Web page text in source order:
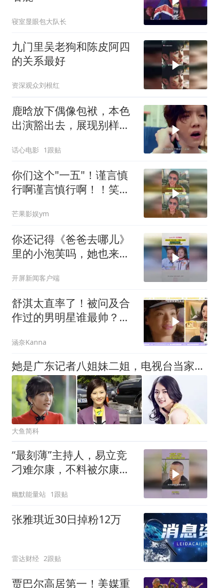
寝室显眼包大队长
九门里吴老狗和陈皮阿四
的关系最好
资深观众刘根红
鹿晗放下偶像包袱，本色
出演豁出去，展现别样魅
话心电影 1跟贴
你们这个"一五"！谨言慎
行啊谨言慎行啊！！笑不
芒果影娱ym
你还记得《爸爸去哪儿》
里的小泡芙吗，她也来云
像是开空调”#云南又双叒
火了 #云南只打滇峰赛 #
美好生活在云南 #暑期云
南上新了
开屏新闻客户端
舒淇太直率了！被问及合
作过的男明星谁最帅？她
涵奈Kanna
她是广东记者八姐妹二姐，电视台当家主持，如今也要离职当网红
大鱼简科
“最刻薄”主持人，易立竞
刁难尔康，不料被尔康怼
幽默能量站 1跟贴
张雅琪近30日掉粉12万
雷达财经 2跟贴
贾巴尔高居第一！美媒重